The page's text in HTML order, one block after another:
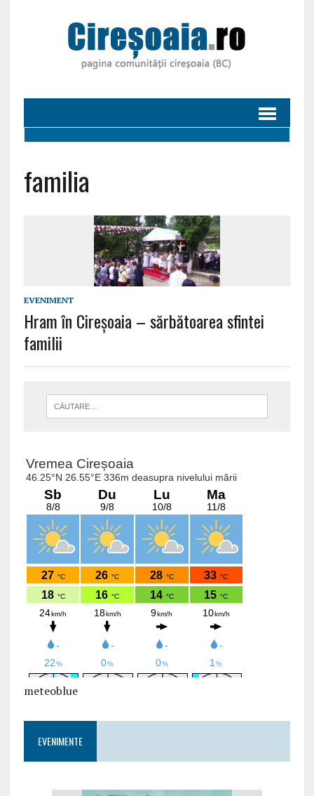
familia
EVENIMENT
Hram în Cireșoaia – sărbătoarea sfintei
familii
meteoblue
EVENIMENTE